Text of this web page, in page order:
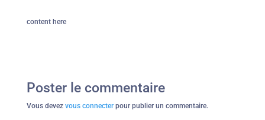
content here
Poster le commentaire
Vous devez vous connecterpour publier un commentaire.